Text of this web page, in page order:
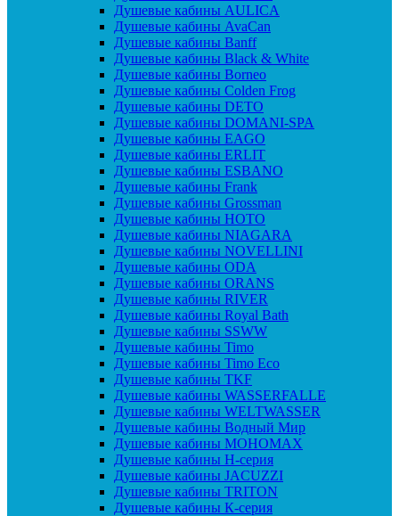
Душевые кабины AULICA
Душевые кабины AvaCan
Душевые кабины Banff
Душевые кабины Black & White
Душевые кабины Borneo
Душевые кабины Colden Frog
Душевые кабины DETO
Душевые кабины DOMANI-SPA
Душевые кабины EAGO
Душевые кабины ERLIT
Душевые кабины ESBANO
Душевые кабины Frank
Душевые кабины Grossman
Душевые кабины HOTO
Душевые кабины NIAGARA
Душевые кабины NOVELLINI
Душевые кабины ODA
Душевые кабины ORANS
Душевые кабины RIVER
Душевые кабины Royal Bath
Душевые кабины SSWW
Душевые кабины Timo
Душевые кабины Timo Eco
Душевые кабины TKF
Душевые кабины WASSERFALLE
Душевые кабины WELTWASSER
Душевые кабины Водный Мир
Душевые кабины МОНОМАХ
Душевые кабины H-серия
Душевые кабины JACUZZI
Душевые кабины TRITON
Душевые кабины К-серия